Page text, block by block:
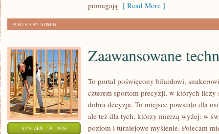
pomagają [ Read More ]
POSTED BY ADMIN
STYCZEŃ - 29 - 2026
Zaawansowane
To portal poświęcony bilardowi,
czterem sportom precyzji, w których liczy
dobra decyzja. To miejsce powstało dla
ale też dla tych, którzy mierzą wyżej: w
poziom i turniejowe myślenie. Polecam